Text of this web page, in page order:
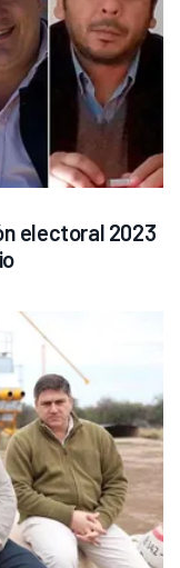
electoral 2023